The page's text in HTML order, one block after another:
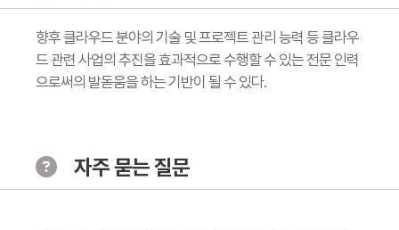
향후 클라우드 분야의 기술 및 프로젝트 관리 능력 등 클라우
드 관련 사업의 추진을 효과적으로 수행할 수 있는 전문 인력
으로써의 발돋움을 하는 기반이 될 수 있다.
자주 묻는 질문